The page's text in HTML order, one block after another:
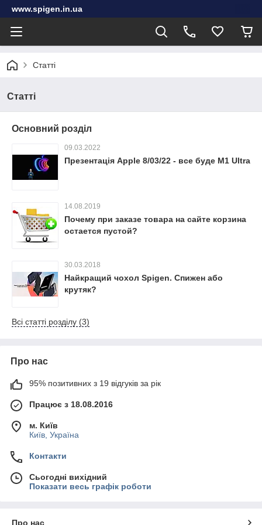
www.spigen.in.ua
Статті
Статті
Основний розділ
09.03.2022
Презентація Apple 8/03/22 - все буде M1 Ultra
14.08.2019
Почему при заказе товара на сайте корзина
остается пустой?
30.03.2018
Найкращий чохол Spigen. Спижен або
крутяк?
Всі статті розділу (3)
Про нас
95% позитивних з 19 відгуків за рік
Працює з 18.08.2016
м. Київ
Київ, Україна
Контакти
Сьогодні вихідний
Показати весь графік роботи
Про нас